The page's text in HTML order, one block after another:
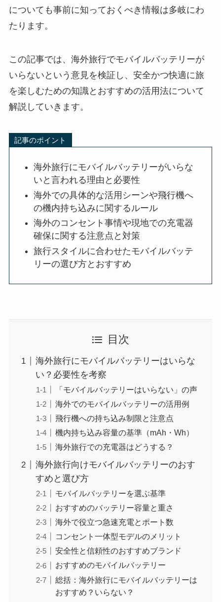
についても事前に知っておくべき情報は多岐にわ
たります。
この記事では、海外旅行でモバイルバッテリーが
いらないという意見を検証し、安全かつ快適に旅
を楽しむための知識とおすすめの活用法について
解説していきます。
記事のポイント
海外旅行にモバイルバッテリーがいらな
いと言われる理由と必要性
海外での具体的な活用シーンや飛行機へ
の機内持ち込みに関するルール
海外のコンセント事情や現地での充電器
確保に関する注意点と対策
旅行スタイルに合わせたモバイルバッテ
リーの選び方とおすすめ
目次
海外旅行にモバイルバッテリーはいらな
い？必要性を考察
「モバイルバッテリーはいらない」の声
海外でのモバイルバッテリーの活用例
飛行機への持ち込み制限と注意点
機内持ち込み容量の基準（mAh・Wh）
海外旅行での充電器はどうする？
海外旅行向けモバイルバッテリーのおす
すめと選び方
モバイルバッテリーを選ぶ基準
おすすめのバッテリー容量と重さ
海外で役立つ急速充電とポート数
コンセント一体型モデルのメリット
安全性と信頼性のおすすめブランド
おすすめのモバイルバッテリー
総括：海外旅行にモバイルバッテリーは
おすすめ？いらない？